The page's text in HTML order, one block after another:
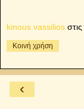
kinous vassilios στις
Κοινή χρήση
‹